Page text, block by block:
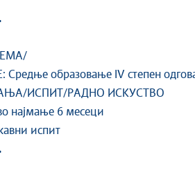
образовање IV степен
ИСПИТ/РАДНО ИСКУСТВО
најмање 6 месеци
испит